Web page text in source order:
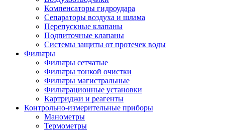
Компенсаторы гидроудара
Сепараторы воздуха и шлама
Перепускные клапаны
Подпиточные клапаны
Системы защиты от протечек воды
Фильтры
Фильтры сетчатые
Фильтры тонкой очистки
Фильтры магистральные
Фильтрационные установки
Картриджи и реагенты
Контрольно-измерительные приборы
Манометры
Термометры